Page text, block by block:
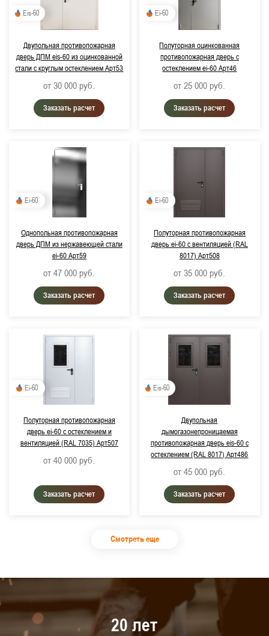
Eis-60
Двупольная противопожарная
дверь ДПМ eis-60 из оцинкованной
стали с круглым остеклением Арт53
от 30 000 руб.
Заказать расчет
Ei-60
Полуторная оцинкованная
противопожарная дверь с
остеклением ei-60 Арт46
от 25 000 руб.
Заказать расчет
Ei-60
Однопольная противопожарная
дверь ДПМ из нержавеющей стали
ei-60 Арт59
от 47 000 руб.
Заказать расчет
Ei-60
Полуторная противопожарная
дверь ei-60 с вентиляцией (RAL
8017) Арт508
от 35 000 руб.
Заказать расчет
Ei-60
Полуторная противопожарная
дверь ei-60 с остеклением и
вентиляцией (RAL 7035) Арт507
от 40 000 руб.
Заказать расчет
Eis-60
Двупольная
дымогазонепроницаемая
противопожарная дверь eis-60 с
остеклением (RAL 8017) Арт486
от 45 000 руб.
Заказать расчет
Смотреть еще
20 лет